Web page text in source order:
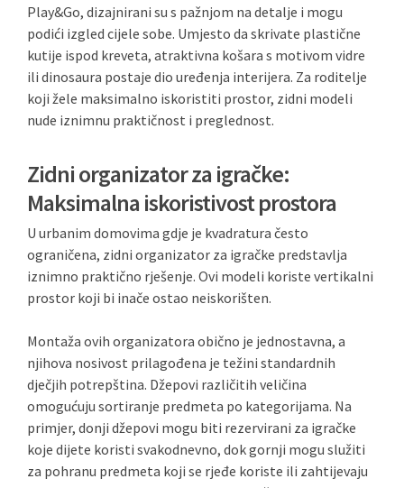
Play&Go, dizajnirani su s pažnjom na detalje i mogu
podići izgled cijele sobe. Umjesto da skrivate plastične
kutije ispod kreveta, atraktivna košara s motivom vidre
ili dinosaura postaje dio uređenja interijera. Za roditelje
koji žele maksimalno iskoristiti prostor, zidni modeli
nude iznimnu praktičnost i preglednost.
Zidni organizator za igračke:
Maksimalna iskoristivost prostora
U urbanim domovima gdje je kvadratura često
ograničena, zidni organizator za igračke predstavlja
iznimno praktično rješenje. Ovi modeli koriste vertikalni
prostor koji bi inače ostao neiskorišten.
Montaža ovih organizatora obično je jednostavna, a
njihova nosivost prilagođena je težini standardnih
dječjih potrepština. Džepovi različitih veličina
omogućuju sortiranje predmeta po kategorijama. Na
primjer, donji džepovi mogu biti rezervirani za igračke
koje dijete koristi svakodnevno, dok gornji mogu služiti
za pohranu predmeta koji se rjeđe koriste ili zahtijevaju